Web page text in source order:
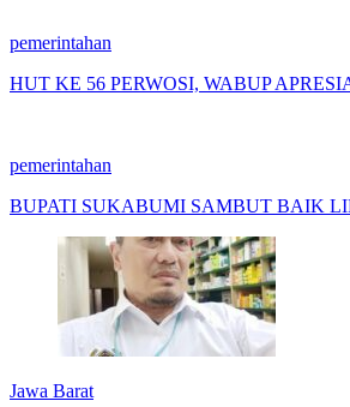
pemerintahan
HUT KE 56 PERWOSI, WABUP
pemerintahan
BUPATI SUKABUMI SAMBUT BAIK
Jawa Barat